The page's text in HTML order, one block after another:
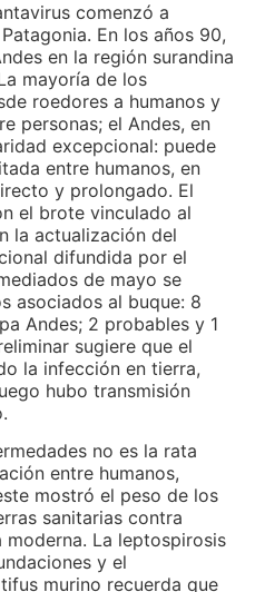
comenzó a
En los años 90,
en la región surandina
mayoría de los
roedores a humanos y
personas; el Andes, en
excepcional: puede
entre humanos, en
y prolongado. El
el brote vinculado al
la actualización del
difundida por el
de mayo se
asociados al buque: 8
Andes; 2 probables y 1
sugiere que el
la infección en tierra,
hubo transmisión
no es la rata
entre humanos,
mostró el peso de los
sanitarias contra
La leptospirosis
y el
murino recuerda que